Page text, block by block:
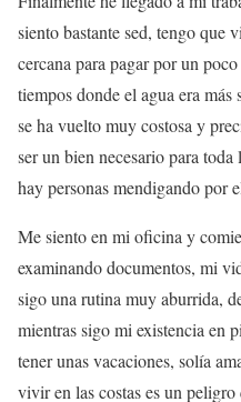
siento bastante sed, tengo que
cercana para pagar por un
tiempos donde el agua era
se ha vuelto muy costosa y
ser un bien necesario para
hay personas mendigando por
Me siento en mi oficina y
examinando documentos, mi
sigo una rutina muy aburrida,
mientras sigo mi existencia en
tener unas vacaciones, solía
vivir en las costas es un